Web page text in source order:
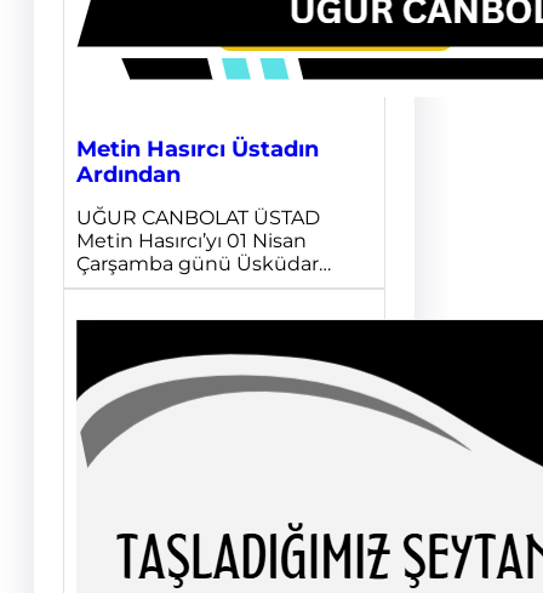
Metin Hasırcı Üstadın
Ardından
UĞUR CANBOLAT ÜSTAD
Metin Hasırcı’yı 01 Nisan
Çarşamba günü Üsküdar…